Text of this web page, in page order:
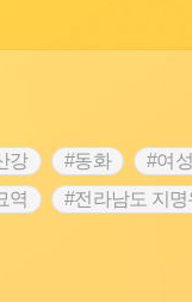
강 #동화 #여
역 #전라남도 지명